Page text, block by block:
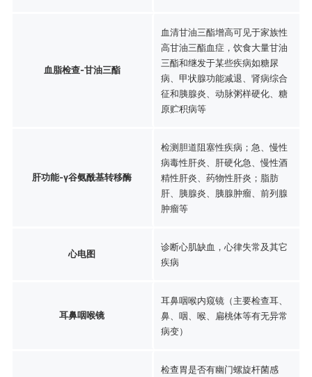
血脂检查-甘油三酯
血清甘油三酯增高可见于家族性
高甘油三酯血症，饮食大量甘油
三酯和继发于某些疾病如糖尿
病、甲状腺功能减退、肾病综合
征和胰腺炎、动脉粥样硬化、糖
原贮积病等
肝功能-γ谷氨酰基转移酶
检测胆道阻塞性疾病；急、慢性
病毒性肝炎、肝硬化急、慢性酒
精性肝炎、药物性肝炎；脂肪
肝、胰腺炎、胰腺肿瘤、前列腺
肿瘤等
心电图
诊断心肌缺血，心律失常及其它
疾病
耳鼻咽喉镜
耳鼻咽喉内窥镜（主要检查耳、
鼻、咽、喉、扁桃体等有无异常
病变）
检查胃是否有幽门螺旋杆菌感